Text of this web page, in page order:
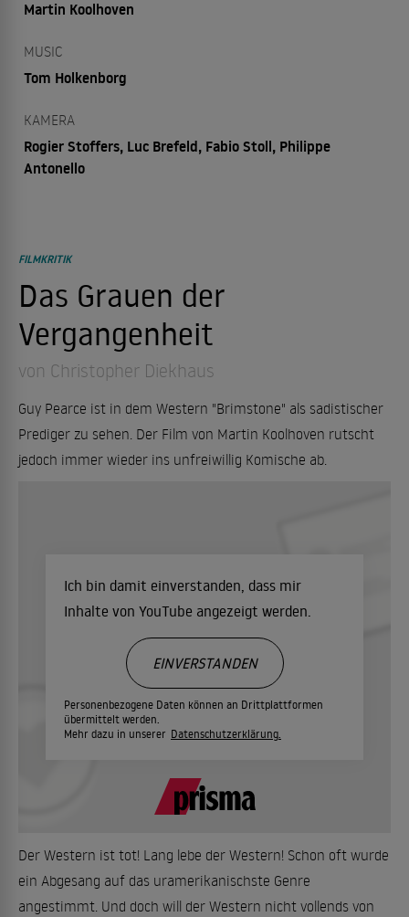
Martin Koolhoven
MUSIC
Tom Holkenborg
KAMERA
Rogier Stoffers, Luc Brefeld, Fabio Stoll, Philippe
Antonello
FILMKRITIK
Das Grauen der
Vergangenheit
von Christopher Diekhaus
Guy Pearce ist in dem Western "Brimstone" als sadistischer
Prediger zu sehen. Der Film von Martin Koolhoven rutscht
jedoch immer wieder ins unfreiwillig Komische ab.
Ich bin damit einverstanden, dass mir
Inhalte von YouTube angezeigt werden.
Personenbezogene Daten können an Drittplattformen
übermittelt werden.
Mehr dazu in unserer Datenschutzerklärung.
EINVERSTANDEN
Der Western ist tot! Lang lebe der Western! Schon oft wurde
ein Abgesang auf das uramerikanischste Genre
angestimmt. Und doch will der Western nicht vollends von